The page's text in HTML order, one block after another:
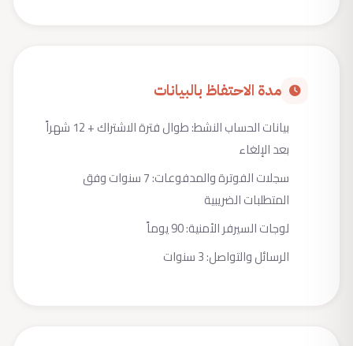
مدة الاحتفاظ بالبيانات
بيانات الحساب النشط: طوال فترة الاشتراك + 12 شهراً
بعد الإلغاء
سجلات الفوترة والمدفوعات: 7 سنوات وفق
المتطلبات الضريبية
لوجات السيرفر الأمنية: 90 يوماً
الرسائل والتواصل: 3 سنوات